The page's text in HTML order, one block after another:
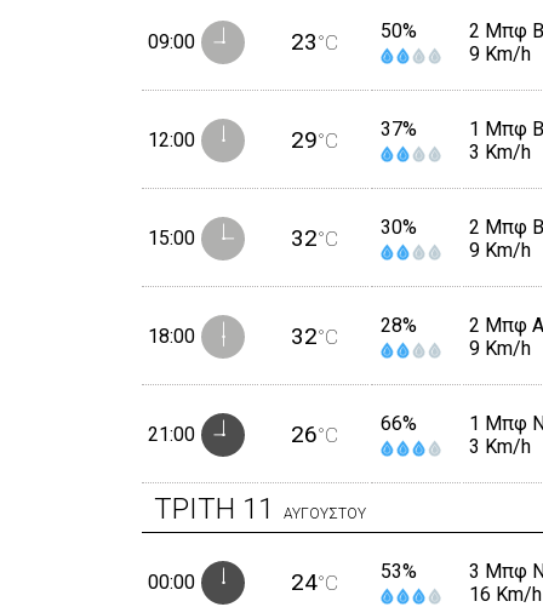
09:00 23°C 50%
2 Μπφ
9 Km/h
12:00 29°C 37%
1 Μπφ B
3 Km/h
15:00 32°C 30%
2 Μπφ
9 Km/h
18:00 32°C 28%
2 Μπφ Α
9 Km/h
21:00 26°C 66%
1 Μπφ
3 Km/h
ΤΡΙΤΗ 11 ΑΥΓΟΥΣΤΟΥ
00:00 24°C 53%
3 Μπφ
16 Km/h